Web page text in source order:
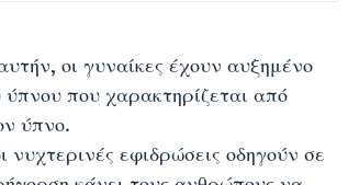
οι γυναίκες έχουν αυξημένο
που χαρακτηρίζεται από
ύπνο.
εφιδρώσεις οδηγούν σε